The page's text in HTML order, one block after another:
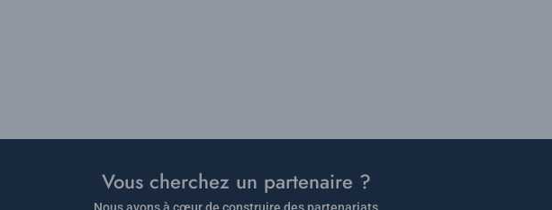
Vous cherchez un partenaire ?